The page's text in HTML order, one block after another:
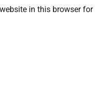
in this browser for